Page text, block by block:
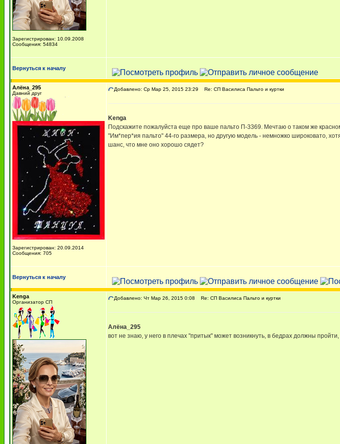
Зарегистрирован: 10.09.2008
Сообщения: 54834
Вернуться к началу
Алёна_295
Давний друг
Зарегистрирован: 20.09.2014
Сообщения: 705
Добавлено: Ср Мар 25, 2015 23:29 Re: СП Василиса Пальто и куртки
Kenga
Подскажите пожалуйста еще про ваше пальто П-3369. Мечтаю о таком же
"Им*пер*ия пальто" 44-го размера, но другую модель - немножко широковато,
шанс, что мне оно хорошо сядет?
Вернуться к началу
Kenga
Организатор СП
Добавлено: Чт Мар 26, 2015 0:08 Re: СП Василиса Пальто и куртки
Алёна_295
вот не знаю, у него в плечах "притык" может возникнуть, в бедрах должны